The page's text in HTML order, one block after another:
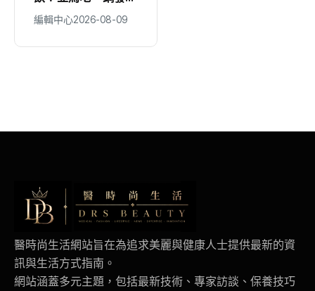
全新「團團甲魚鍋」
搶攻特色鍋物市場
編輯中心2026-08-09
醫時尚生活網站旨在為追求美麗與健康人士提供最新的資
訊與生活方式指南。
網站涵蓋多元主題，包括最新技術、專家訪談、保養技巧